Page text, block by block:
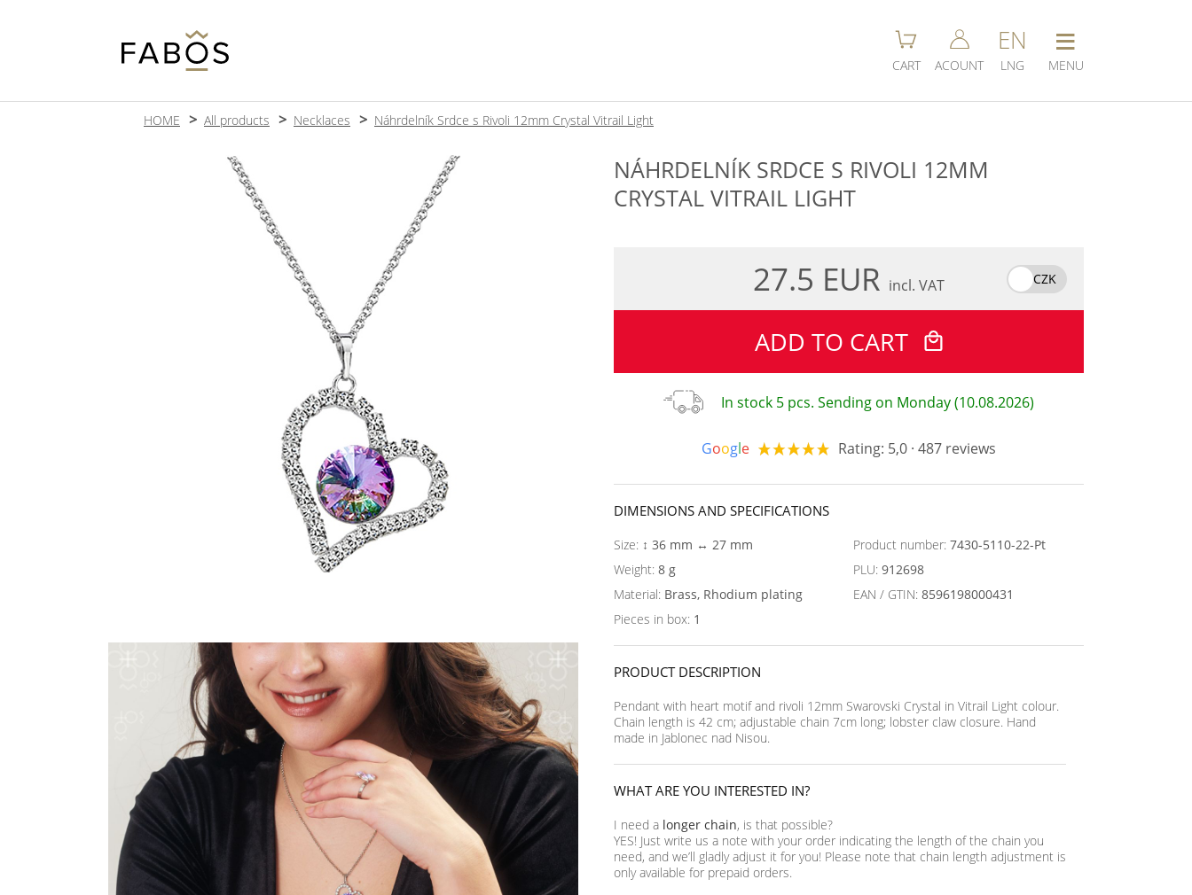
CART ACOUNT
EN
LNG
≡
MENU
HOME All products Necklaces Náhrdelník Srdce s Rivoli 12mm Crystal Vitrail Light
NÁHRDELNÍK SRDCE S RIVOLI 12MM
CRYSTAL VITRAIL LIGHT
27.5 EUR incl. VAT CZK
ADD TO CART
In stock 5 pcs. Sending on Monday (10.08.2026)
Google Rating: 5,0 · 487 reviews
DIMENSIONS AND SPECIFICATIONS
Size: ↕ 36 mm ↔ 27 mm
Weight: 8 g
Material: Brass, Rhodium plating
Pieces in box: 1
Product number: 7430-5110-22-Pt
PLU: 912698
EAN / GTIN: 8596198000431
PRODUCT DESCRIPTION
Pendant with heart motif and rivoli 12mm Swarovski Crystal in Vitrail Light colour.
Chain length is 42 cm; adjustable chain 7cm long; lobster claw closure. Hand
made in Jablonec nad Nisou.
WHAT ARE YOU INTERESTED IN?
I need a longer chain, is that possible?
YES! Just write us a note with your order indicating the length of the chain you
need, and we’ll gladly adjust it for you! Please note that chain length adjustment is
only available for prepaid orders.